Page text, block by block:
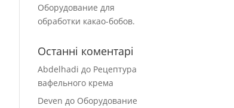
Оборудование для
обработки какао-бобов.
Останні коментарі
Abdelhadi до Рецептура
вафельного крема
Deven до Оборудование